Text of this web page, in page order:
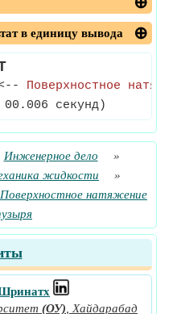
в единицу вывода
Поверхностное
00.006 секунд)
Инженерное дело
»
жидкости
»
Поверхностное натяжение
(ОУ)
Хайдарабад